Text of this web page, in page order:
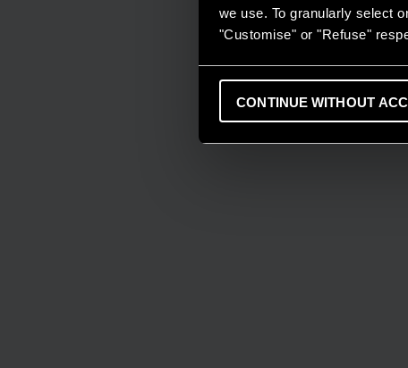
we use. To granularly select
"Customise" or "Refuse"
CONTINUE WITHOUT